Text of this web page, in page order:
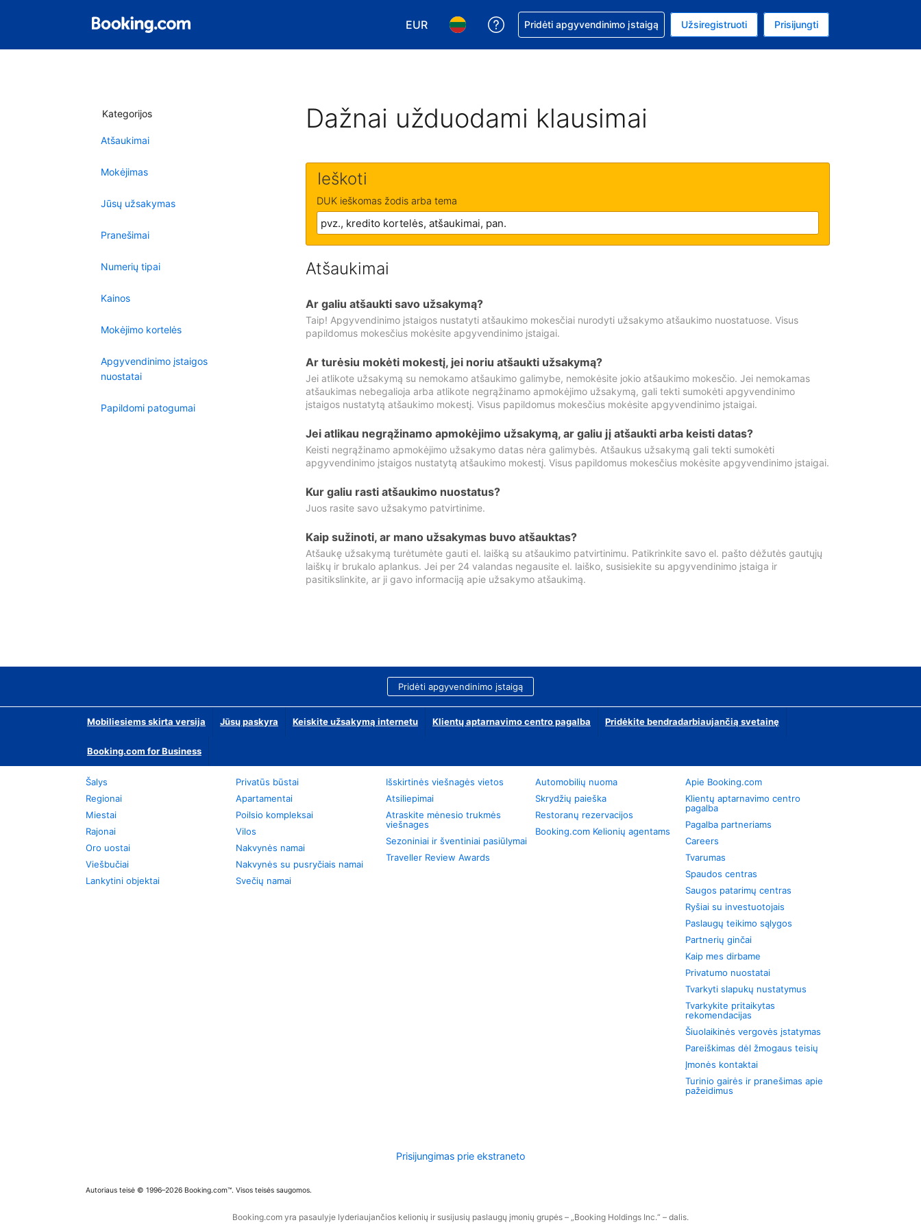
EUR
Pasirinkite valiutą. Jūsų pasirinkta valiuta: Euras
Pasirinkite kalbą. Jūsų pasirinkta kalba: Lietuvių
Pagalba dėl užsakymo
Pridėti apgyvendinimo įstaigą Užsiregistruoti Prisijungti
Kategorijos
Atšaukimai
Mokėjimas
Jūsų užsakymas
Pranešimai
Numerių tipai
Kainos
Mokėjimo kortelės
Apgyvendinimo įstaigos
nuostatai
Papildomi patogumai
Dažnai užduodami klausimai
Ieškoti
DUK ieškomas žodis arba tema
Atšaukimai
Ar galiu atšaukti savo užsakymą?
Taip! Apgyvendinimo įstaigos nustatyti atšaukimo mokesčiai nurodyti užsakymo atšaukimo nuostatuose. Visus
papildomus mokesčius mokėsite apgyvendinimo įstaigai.
Ar turėsiu mokėti mokestį, jei noriu atšaukti užsakymą?
Jei atlikote užsakymą su nemokamo atšaukimo galimybe, nemokėsite jokio atšaukimo mokesčio. Jei nemokamas
atšaukimas nebegalioja arba atlikote negrąžinamo apmokėjimo užsakymą, gali tekti sumokėti apgyvendinimo
įstaigos nustatytą atšaukimo mokestį. Visus papildomus mokesčius mokėsite apgyvendinimo įstaigai.
Jei atlikau negrąžinamo apmokėjimo užsakymą, ar galiu jį atšaukti arba keisti datas?
Keisti negrąžinamo apmokėjimo užsakymo datas nėra galimybės. Atšaukus užsakymą gali tekti sumokėti
apgyvendinimo įstaigos nustatytą atšaukimo mokestį. Visus papildomus mokesčius mokėsite apgyvendinimo įstaigai.
Kur galiu rasti atšaukimo nuostatus?
Juos rasite savo užsakymo patvirtinime.
Kaip sužinoti, ar mano užsakymas buvo atšauktas?
Atšaukę užsakymą turėtumėte gauti el. laišką su atšaukimo patvirtinimu. Patikrinkite savo el. pašto dėžutės gautųjų
laiškų ir brukalo aplankus. Jei per 24 valandas negausite el. laiško, susisiekite su apgyvendinimo įstaiga ir
pasitikslinkite, ar ji gavo informaciją apie užsakymo atšaukimą.
Pridėti apgyvendinimo įstaigą
Mobiliesiems skirta versija Jūsų paskyra Keiskite užsakymą internetu Klientų aptarnavimo centro pagalba Pridėkite bendradarbiaujančią svetainę
Booking.com for Business
Šalys
Regionai
Miestai
Rajonai
Oro uostai
Viešbučiai
Lankytini objektai
Privatūs būstai
Apartamentai
Poilsio kompleksai
Vilos
Nakvynės namai
Nakvynės su pusryčiais namai
Svečių namai
Išskirtinės viešnagės vietos
Atsiliepimai
Atraskite mėnesio trukmės
viešnages
Sezoniniai ir šventiniai pasiūlymai
Traveller Review Awards
Automobilių nuoma
Skrydžių paieška
Restoranų rezervacijos
Booking.com Kelionių agentams
Apie Booking.com
Klientų aptarnavimo centro
pagalba
Pagalba partneriams
Careers
Tvarumas
Spaudos centras
Saugos patarimų centras
Ryšiai su investuotojais
Paslaugų teikimo sąlygos
Partnerių ginčai
Kaip mes dirbame
Privatumo nuostatai
Tvarkyti slapukų nustatymus
Tvarkykite pritaikytas
rekomendacijas
Šiuolaikinės vergovės įstatymas
Pareiškimas dėl žmogaus teisių
Įmonės kontaktai
Turinio gairės ir pranešimas apie
pažeidimus
Prisijungimas prie ekstraneto
Autoriaus teisė © 1996–2026 Booking.com™. Visos teisės saugomos.
Booking.com yra pasaulyje lyderiaujančios kelionių ir susijusių paslaugų įmonių grupės – „Booking Holdings Inc.“ – dalis.